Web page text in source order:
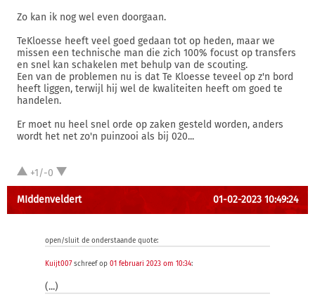
Zo kan ik nog wel even doorgaan.
TeKloesse heeft veel goed gedaan tot op heden, maar we
missen een technische man die zich 100% focust op transfers
en snel kan schakelen met behulp van de scouting.
Een van de problemen nu is dat Te Kloesse teveel op z'n bord
heeft liggen, terwijl hij wel de kwaliteiten heeft om goed te
handelen.
Er moet nu heel snel orde op zaken gesteld worden, anders
wordt het net zo'n puinzooi als bij 020...
+1/-0
MIddenveldert 01-02-2023 10:49:24
open/sluit de onderstaande quote:
Kuijt007schreef op 01 februari 2023 om 10:34:
(...)